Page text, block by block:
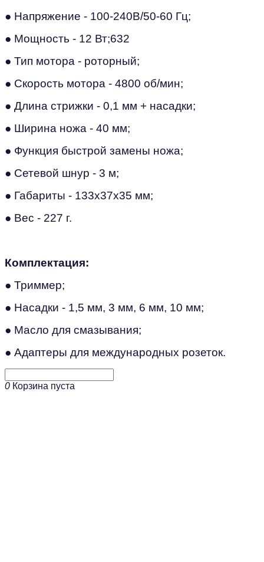
● Напряжение - 100-240В/50-60 Гц;
● Мощность - 12 Вт;632
● Тип мотора - роторный;
● Скорость мотора - 4800 об/мин;
● Длина стрижки - 0,1 мм + насадки;
● Ширина ножа - 40 мм;
● Функция быстрой замены ножа;
● Сетевой шнур - 3 м;
● Габариты - 133х37х35 мм;
● Вес - 227 г.
Комплектация:
● Триммер;
● Насадки - 1,5 мм, 3 мм, 6 мм, 10 мм;
● Масло для смазывания;
● Адаптеры для международных розеток.
0 Корзина пуста